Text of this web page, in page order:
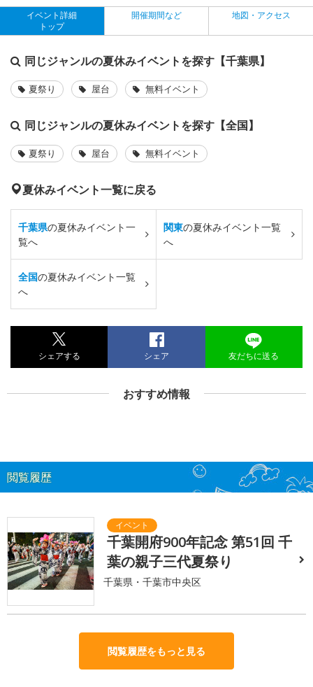
イベント詳細
トップ
開催期間など 地図・アクセス
同じジャンルの夏休みイベントを探す【千葉県】
夏祭り 屋台 無料イベント
同じジャンルの夏休みイベントを探す【全国】
夏祭り 屋台 無料イベント
夏休みイベント一覧に戻る
千葉県の夏休みイベント一
覧へ
関東の夏休みイベント一覧
へ
全国の夏休みイベント一覧
へ
シェアする シェア 友だちに送る
おすすめ情報
閲覧履歴
千葉開府900年記念 第51回 千
葉の親子三代夏祭り
千葉県・千葉市中央区
閲覧履歴をもっと見る